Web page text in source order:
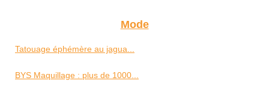
Mode
Tatouage éphémère au jagua...
BYS Maquillage : plus de 1000...